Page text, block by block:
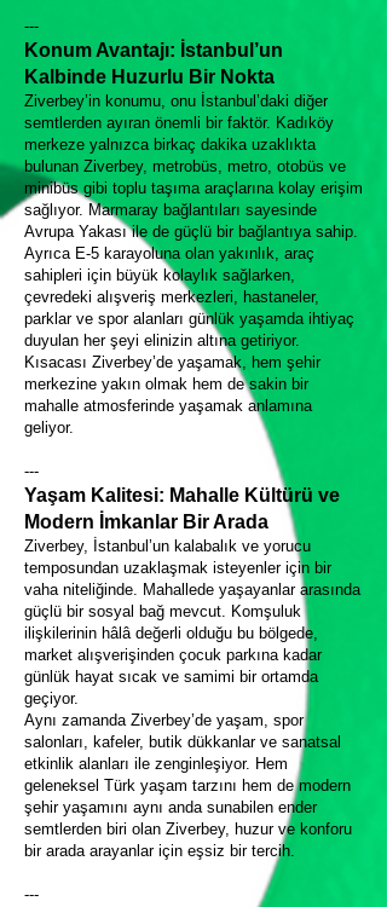
---
Konum Avantajı: İstanbul’un
Kalbinde Huzurlu Bir Nokta
Ziverbey’in konumu, onu İstanbul’daki diğer
semtlerden ayıran önemli bir faktör. Kadıköy
merkeze yalnızca birkaç dakika uzaklıkta
bulunan Ziverbey, metrobüs, metro, otobüs ve
minibüs gibi toplu taşıma araçlarına kolay erişim
sağlıyor. Marmaray bağlantıları sayesinde
Avrupa Yakası ile de güçlü bir bağlantıya sahip.
Ayrıca E-5 karayoluna olan yakınlık, araç
sahipleri için büyük kolaylık sağlarken,
çevredeki alışveriş merkezleri, hastaneler,
parklar ve spor alanları günlük yaşamda ihtiyaç
duyulan her şeyi elinizin altına getiriyor.
Kısacası Ziverbey’de yaşamak, hem şehir
merkezine yakın olmak hem de sakin bir
mahalle atmosferinde yaşamak anlamına
geliyor.
---
Yaşam Kalitesi: Mahalle Kültürü ve
Modern İmkanlar Bir Arada
Ziverbey, İstanbul’un kalabalık ve yorucu
temposundan uzaklaşmak isteyenler için bir
vaha niteliğinde. Mahallede yaşayanlar arasında
güçlü bir sosyal bağ mevcut. Komşuluk
ilişkilerinin hâlâ değerli olduğu bu bölgede,
market alışverişinden çocuk parkına kadar
günlük hayat sıcak ve samimi bir ortamda
geçiyor.
Aynı zamanda Ziverbey’de yaşam, spor
salonları, kafeler, butik dükkanlar ve sanatsal
etkinlik alanları ile zenginleşiyor. Hem
geleneksel Türk yaşam tarzını hem de modern
şehir yaşamını aynı anda sunabilen ender
semtlerden biri olan Ziverbey, huzur ve konforu
bir arada arayanlar için eşsiz bir tercih.
---